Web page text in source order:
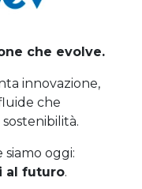
che evolve.
innovazione,
che
oggi:
al futuro.